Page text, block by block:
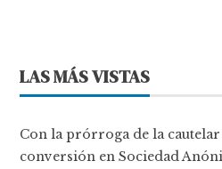
LAS MÁS VISTAS
Con la prórroga de la cautelar
conversión en Sociedad